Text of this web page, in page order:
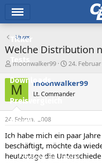
Ticker
Downloads
Preisvergleich
Forum
Aktuelles
Empfohlene Inhalte
Linux
Welche Distribution
E
s
t
e
e
r
moonwalker99
E
s
t
e
t
a
24.
M moonwalker99
Lt. Commander
24. Februar 2008
Ich habe mich ein paar
beschäftigt, möchte da
heutzutage die